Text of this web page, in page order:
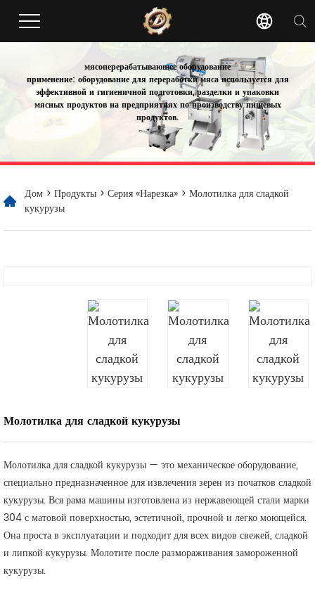
мясоперерабатывающее оборудование
применение: оборудование для переработки мяса используется для
эффективной и гигиеничной подготовки, разделки и упаковки
мясных продуктов на предприятиях по производству пищевых
продуктов.
Дом > Продукты > Серия «Нарезка» > Молотилка для сладкой
кукурузы
Молотилка для сладкой кукурузы
Молотилка для сладкой кукурузы — это механическое оборудование,
специально предназначенное для извлечения зерен из початков сладкой
кукурузы. Вся рама машины изготовлена из нержавеющей стали марки
304 с матовой поверхностью, эстетичной, прочной и легко моющейся.
Она проста в эксплуатации и подходит для всех видов свежей, сладкой
и липкой кукурузы. Молотите после размораживания замороженной
кукурузы.